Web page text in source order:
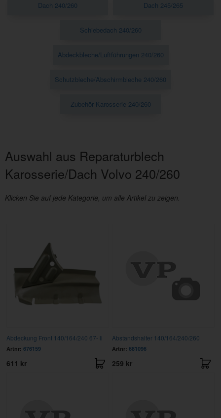
Dach 240/260 Dach 245/265
Schiebedach 240/260
Abdeckbleche/Luftführungen 240/260
Schutzbleche/Abschirmbleche 240/260
Zubehör Karosserie 240/260
Auswahl aus Reparaturblech
Karosserie/Dach Volvo 240/260
Klicken Sie auf jede Kategorie, um alle Artikel zu zeigen.
Abdeckung Front 140/164/240 67- li
Artnr: 676159
611 kr
Abstandshalter 140/164/240/260
Artnr: 681096
259 kr